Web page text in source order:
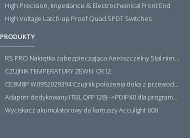
High Precision, Impedance & Electrochemical Front End
High Voltage Latch-up Proof Quad SPDT Switches
PRODUKTY
RS PRO Nakrętka zabezpieczająca Aeroszczelny Stal nierdzewna 316 Zwykłe
CZUJNIK TEMPERATURY ZEWN. CR12
CE3M8P W0952029394 Czujnik położenia tłoka z przewodem i złączem M8, PNP NO, 10...30VDC, 100mA, METALWORK, METAL WORK jak MZT1-0
Adapter dedykowany ITE(LQFP128)-->PDIP40 dla programatora RT809H/RT809F (simple)
Wyciskacz akumulatorowy do kartuszy Acculight 600